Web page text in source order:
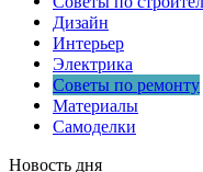
Дизайн
Интерьер
Электрика
Советы по ремонту
Материалы
Самоделки
Новость дня